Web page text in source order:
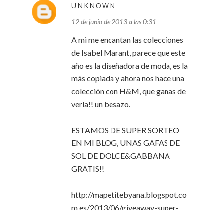
UNKNOWN
12 de junio de 2013 a las 0:31
A mi me encantan las colecciones
de Isabel Marant, parece que este
año es la diseñadora de moda, es la
más copiada y ahora nos hace una
colección con H&M, que ganas de
verla!! un besazo.
ESTAMOS DE SUPER SORTEO
EN MI BLOG, UNAS GAFAS DE
SOL DE DOLCE&GABBANA
GRATIS!!
http://mapetitebyana.blogspot.co
m.es/2013/06/giveaway-super-